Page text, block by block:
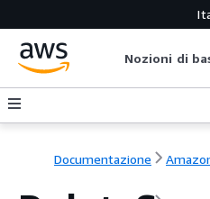
Nozioni di
Documentazione